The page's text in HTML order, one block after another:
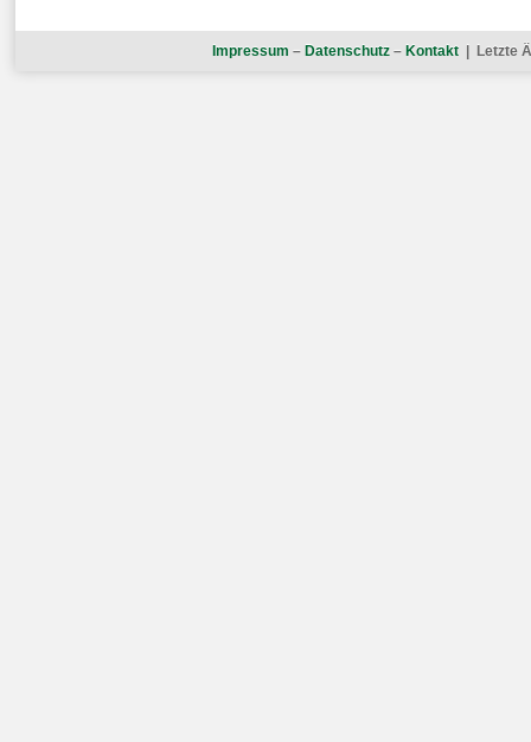
Impressum – Datenschutz– Kontakt| Letzte